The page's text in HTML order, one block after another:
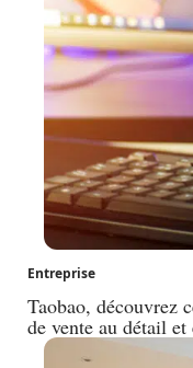
Entreprise
Taobao, découvrez
de vente au détail et